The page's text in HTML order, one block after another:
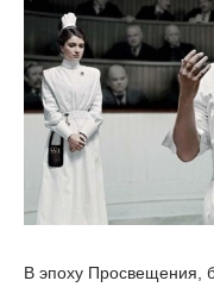
В эпоху Просвещения,